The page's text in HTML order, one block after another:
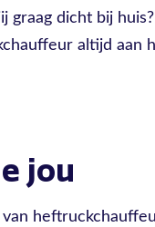
graag dicht bij
altijd aan
jou